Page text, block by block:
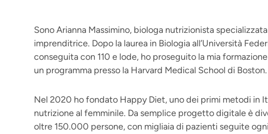
Sono Arianna Massimino, biologa nutrizionista
imprenditrice. Dopo la laurea in Biologia all’Università
conseguita con 110 e lode, ho proseguito la mia
un programma presso la Harvard Medical School di Boston.
Nel 2020 ho fondato Happy Diet, uno dei primi metodi in
nutrizione al femminile. Da semplice progetto digitale è
oltre 150.000 persone, con migliaia di pazienti seguite